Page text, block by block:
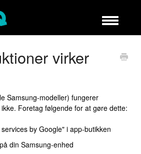
Slå
til/fra
virker
Samsung-modeller) fungerer
Foretag følgende for at gøre dette:
by Google" i app-butikken
din Samsung-enhed